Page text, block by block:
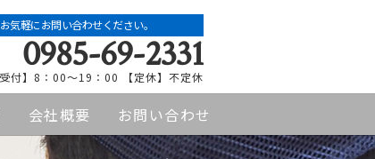
お気軽にお問い合わせください。
0985-69-2331
受付】8：00〜19：00 【定休】不定休
会社概要 お問い合わせ